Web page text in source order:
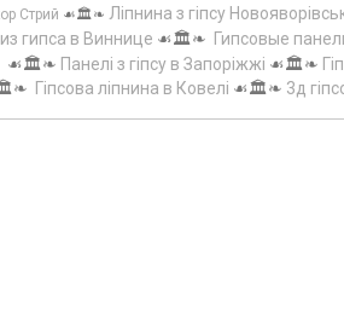
Стрий ☙🏛️❧ Ліпнина з гіпсу
гипса в Виннице ☙🏛️❧ Гипсовые
☙🏛️❧ Панелі з гіпсу в Запоріжжі ☙🏛️❧
Гіпсова ліпнина в Ковелі ☙🏛️❧ 3д